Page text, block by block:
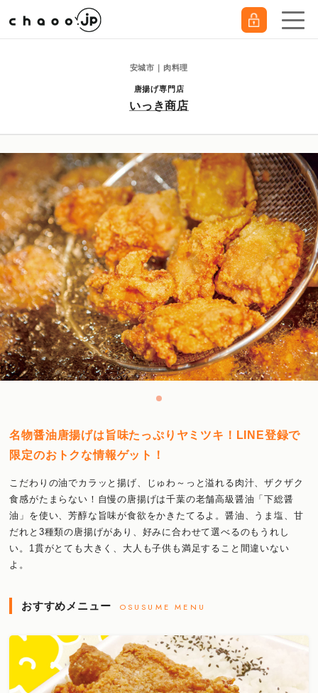
安城市｜肉料理
唐揚げ専門店
いっき商店
名物醤油唐揚げは旨味たっぷりヤミツキ！LINE登録で
限定のおトクな情報ゲット！
こだわりの油でカラッと揚げ、じゅわ～っと溢れる肉汁、ザクザク
食感がたまらない！自慢の唐揚げは千葉の老舗高級醤油「下総醤
油」を使い、芳醇な旨味が食欲をかきたてるよ。醤油、うま塩、甘
だれと3種類の唐揚げがあり、好みに合わせて選べるのもうれし
い。1貫がとても大きく、大人も子供も満足すること間違いない
よ。
おすすめメニュー OSUSUME MENU